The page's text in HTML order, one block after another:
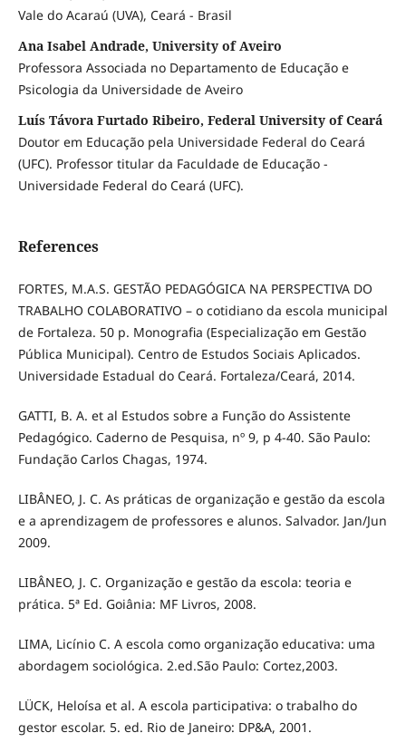
Vale do Acaraú (UVA), Ceará - Brasil
Ana Isabel Andrade, University of Aveiro
Professora Associada no Departamento de Educação e
Psicologia da Universidade de Aveiro
Luís Távora Furtado Ribeiro, Federal University of Ceará
Doutor em Educação pela Universidade Federal do Ceará
(UFC). Professor titular da Faculdade de Educação -
Universidade Federal do Ceará (UFC).
References
FORTES, M.A.S. GESTÃO PEDAGÓGICA NA PERSPECTIVA DO
TRABALHO COLABORATIVO – o cotidiano da escola municipal
de Fortaleza. 50 p. Monografia (Especialização em Gestão
Pública Municipal). Centro de Estudos Sociais Aplicados.
Universidade Estadual do Ceará. Fortaleza/Ceará, 2014.
GATTI, B. A. et al Estudos sobre a Função do Assistente
Pedagógico. Caderno de Pesquisa, nº 9, p 4-40. São Paulo:
Fundação Carlos Chagas, 1974.
LIBÂNEO, J. C. As práticas de organização e gestão da escola
e a aprendizagem de professores e alunos. Salvador. Jan/Jun
2009.
LIBÂNEO, J. C. Organização e gestão da escola: teoria e
prática. 5ª Ed. Goiânia: MF Livros, 2008.
LIMA, Licínio C. A escola como organização educativa: uma
abordagem sociológica. 2.ed.São Paulo: Cortez,2003.
LÜCK, Heloísa et al. A escola participativa: o trabalho do
gestor escolar. 5. ed. Rio de Janeiro: DP&A, 2001.